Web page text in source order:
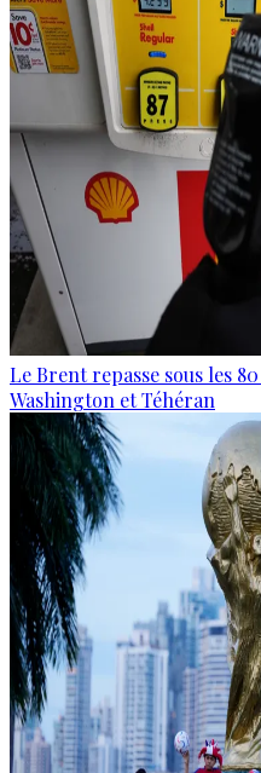
Le Brent repasse sous les
Washington et Téhéran